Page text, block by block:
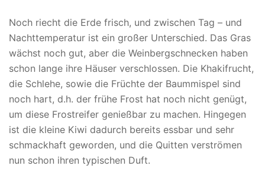
Noch riecht die Erde frisch, und zwischen Tag – und
Nachttemperatur ist ein großer Unterschied. Das Gras
wächst noch gut, aber die Weinbergschnecken haben
schon lange ihre Häuser verschlossen. Die Khakifrucht,
die Schlehe, sowie die Früchte der Baummispel sind
noch hart, d.h. der frühe Frost hat noch nicht genügt,
um diese Frostreifer genießbar zu machen. Hingegen
ist die kleine Kiwi dadurch bereits essbar und sehr
schmackhaft geworden, und die Quitten verströmen
nun schon ihren typischen Duft.